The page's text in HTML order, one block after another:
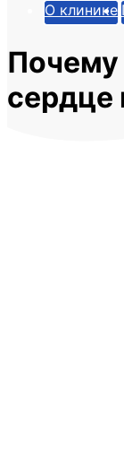
О клинике
Почему
сердце